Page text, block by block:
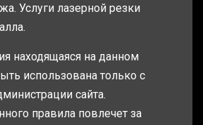
Услуги лазерной резки
находящаяся на данном
использована только с
сайта.
правила повлечет за